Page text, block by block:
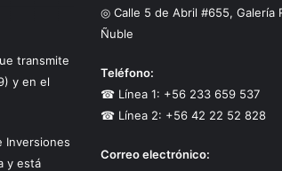
transmite
y en el
Inversiones
y está
◎ Calle 5 de Abril #655, Galería
Ñuble
Teléfono:
☎ Línea 1: +56 233 659 537
☎ Línea 2: +56 42 22 52 828
Correo electrónico: